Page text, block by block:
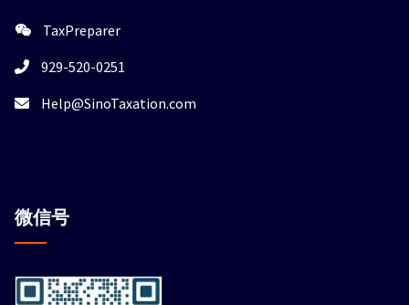
TaxPreparer
929-520-0251
Help@SinoTaxation.com
微信号